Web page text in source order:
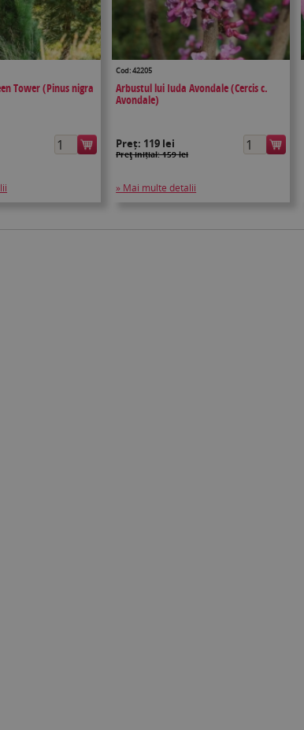
Tower (Pinus nigra
Cod: 42205
Arbustul lui Iuda Avondale (Cercis c.
Avondale)
Preț: 119 lei
Preţ inițial: 159 lei
» Mai multe detalii